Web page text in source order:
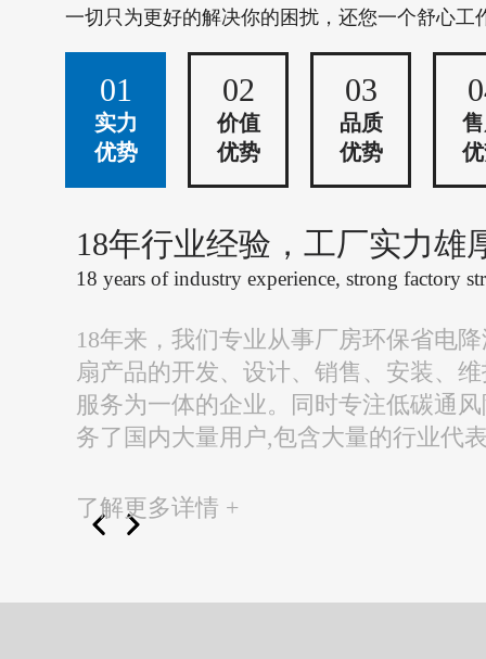
一切只为更好的解决你的困扰，还您一个舒心工
01
实力
优势
02
价值
优势
03
品质
优势
18年行业经验，工厂实力雄
18 years of industry experience, strong factory
18年来，我们专业从事厂房环保省电
扇产品的开发、设计、销售、安装、
服务为一体的企业。同时专注低碳通
务了国内大量用户,包含大量的行业代
了解更多详情 +